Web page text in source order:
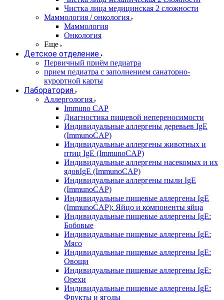
Чистка лица медицинская 2 сложности
Маммология / онкология
Маммология
Онкология
Еще
Детское отделение
Первичный приём педиатра
прием педиатра с заполнением санаторно-
курортной карты
Лаборатория
Аллергология
Immuno CAP
Диагностика пищевой непереносимости
Индивидуальные аллергены деревьев IgE
(ImmunoCAP)
Индивидуальные аллергены животных и
птиц IgE (ImmunoCAP)
Индивидуальные аллергены насекомых и их
ядовIgE (ImmunoCAP)
Индивидуальные аллергены пыли IgE
(ImmunoCAP)
Индивидуальные пищевые аллергены IgE
(ImmunoCAP): Яйцо и компоненты яйца
Индивидуальные пищевые аллергены IgE:
Бобовые
Индивидуальные пищевые аллергены IgE:
Мясо
Индивидуальные пищевые аллергены IgE:
Овощи
Индивидуальные пищевые аллергены IgE:
Орехи
Индивидуальные пищевые аллергены IgE:
Фрукты и ягоды